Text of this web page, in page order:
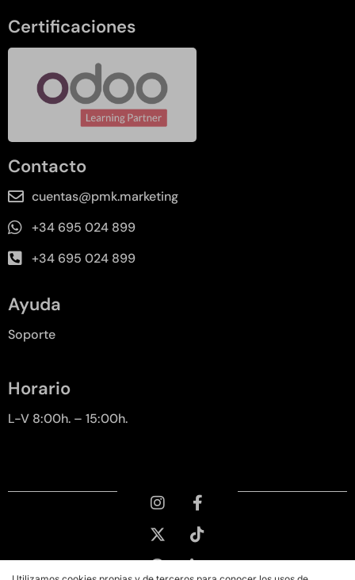
Certificaciones
Contacto
cuentas@pmk.marketing
+34 695 024 899
+34 695 024 899
Ayuda
Soporte
Horario
L-V 8:00h. – 15:00h.